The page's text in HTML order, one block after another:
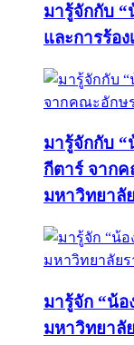
มารู้จักกับ “
และการร้อ
มารู้จักกับ “
กีตาร์ จาก
มหาวิทยาลั
มารู้จัก “น้อ
มหาวิทยาลั